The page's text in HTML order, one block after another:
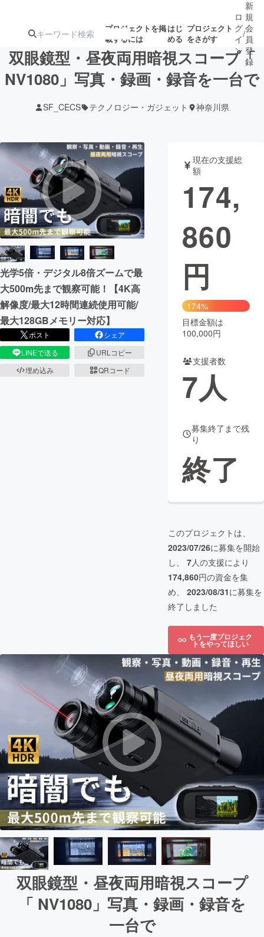
プロジェクトを掲
載するには
はじ
める
プロジェクト
をさがす
ターン
ジェクト
募集終了が近いプ
ロジェクト
もうすぐ公開
されます
アート・写真 音楽
テクノロジー・ガジェット ゲーム・サ
映像・映画
ビジネス・起業
まちづくり・地域活性化
CAMPFIRE for Social Good
CAMPFIRE Creation
CAMPFIREふるさと納税machi-ya コミュニティ
ロ
グ
イ
ン
/
新
規
会
員
登
録
双眼鏡型・昼夜両用暗視スコープ「
NV1080」写真・録画・録音を一台で
SF_CECS テクノロジー・ガジェット 神奈川県
光学5倍・デジタル8倍ズームで最
大500m先まで観察可能！【4K高
解像度/最大12時間連続使用可能/
最大128GBメモリー対応】
ポスト
シェア
LINEで送る
URLコピー
埋め込み
QRコード
現在の支援総
額
174,
860
円
174%
目標金額は
100,000円
支援者数
7人
募集終了まで残
り
終了
このプロジェクトは、
2023/07/26に募集を開始
し、 7人の支援により
174,860円の資金を集
め、 2023/08/31に募集を
終了しました
もう一度プロジェク
トをやってほしい
双眼鏡型・昼夜両用暗視スコープ
「 NV1080」写真・録画・録音を
一台で